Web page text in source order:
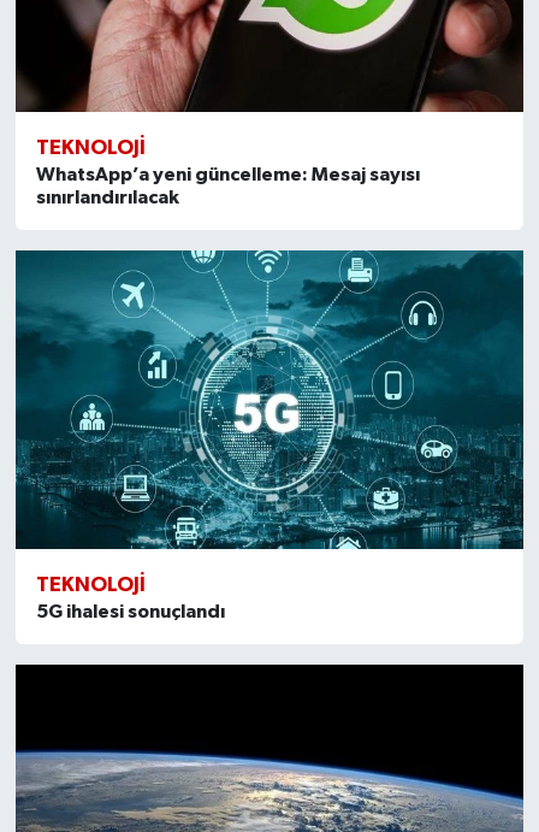
TEKNOLOJI
WhatsApp’a yeni güncelleme: Mesaj sayısı
sınırlandırılacak
TEKNOLOJI
5G ihalesi sonuçlandı